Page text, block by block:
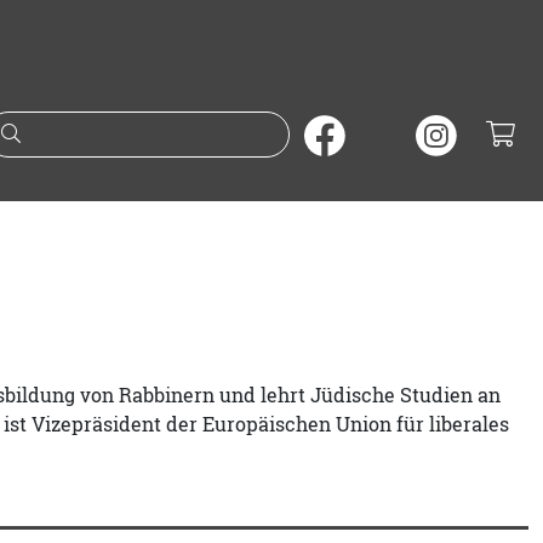
Suche nach Büchern oder
von Rabbinern und lehrt Jüdische Studien an
Vizepräsident der Europäischen Union für liberales